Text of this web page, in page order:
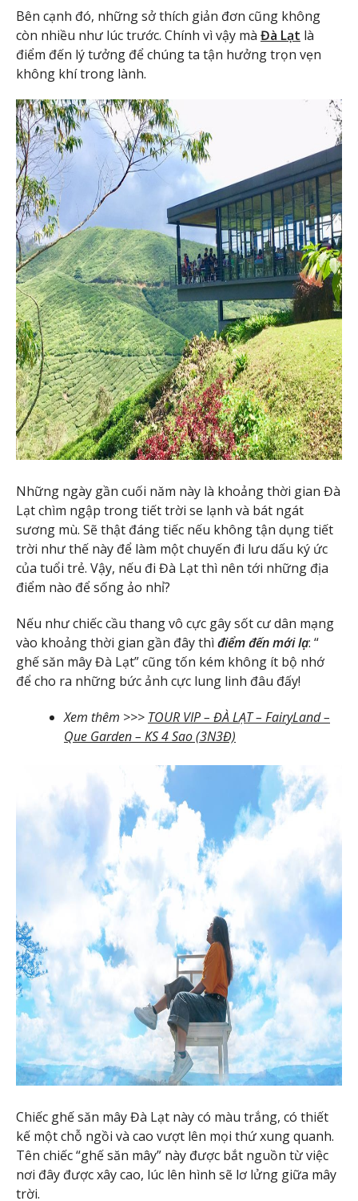
Bên cạnh đó, những sở thích giản đơn cũng không
còn nhiều như lúc trước. Chính vì vậy mà Đà Lạt là
điểm đến lý tưởng để chúng ta tận hưởng trọn vẹn
không khí trong lành.
Những ngày gần cuối năm này là khoảng thời gian Đà
Lạt chìm ngập trong tiết trời se lạnh và bát ngát
sương mù. Sẽ thật đáng tiếc nếu không tận dụng tiết
trời như thế này để làm một chuyến đi lưu dấu ký ức
của tuổi trẻ. Vậy, nếu đi Đà Lạt thì nên tới những địa
điểm nào để sống ảo nhỉ?
Nếu như chiếc cầu thang vô cực gây sốt cư dân mạng
vào khoảng thời gian gần đây thìđiểm đến mới lạ: “
ghế săn mây Đà Lạt” cũng tốn kém không ít bộ nhớ
để cho ra những bức ảnh cực lung linh đâu đấy!
Xem thêm >>> TOUR VIP – ĐÀ LẠT – FairyLand –
Que Garden – KS 4 Sao (3N3Đ)
Chiếc ghế săn mây Đà Lạt này có màu trắng, có thiết
kế một chỗ ngồi và cao vượt lên mọi thứ xung quanh.
Tên chiếc “ghế săn mây” này được bắt nguồn từ việc
nơi đây được xây cao, lúc lên hình sẽ lơ lửng giữa mây
trời.